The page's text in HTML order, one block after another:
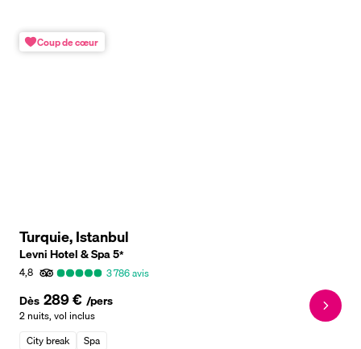
Coup de cœur
Turquie, Istanbul
Levni Hotel & Spa5*
4,8
3 786avis
Dès 289 € /pers
2 nuits, vol inclus
City break
Spa